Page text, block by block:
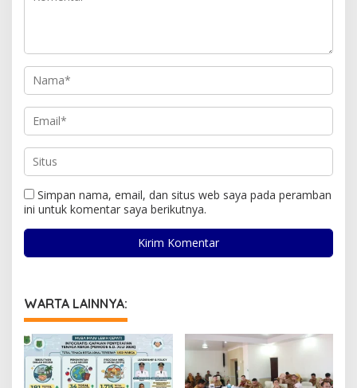
Simpan nama, email, dan situs web saya pada peramban
ini untuk komentar saya berikutnya.
WARTA LAINNYA: